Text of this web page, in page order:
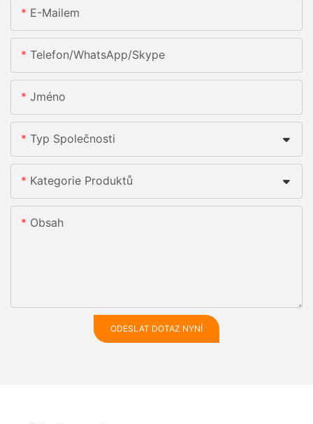
E-Mailem
Telefon/whatsApp/skype
Jméno
Typ Společnosti
Kategorie Produktů
Obsah
ODESLAT DOTAZ NYNÍ